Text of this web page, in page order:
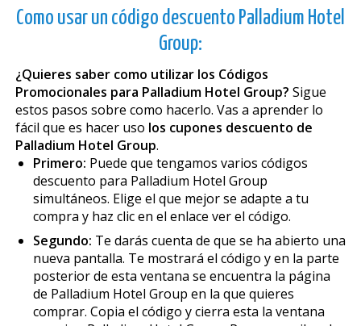
Como usar un código descuento Palladium Hotel
Group:
¿Quieres saber como utilizar los Códigos
Promocionales para Palladium Hotel Group? Sigue
estos pasos sobre como hacerlo. Vas a aprender lo
fácil que es hacer uso los cupones descuento de
Palladium Hotel Group.
Primero: Puede que tengamos varios códigos
descuento para Palladium Hotel Group
simultáneos. Elige el que mejor se adapte a tu
compra y haz clic en el enlace ver el código.
Segundo: Te darás cuenta de que se ha abierto una
nueva pantalla. Te mostrará el código y en la parte
posterior de esta ventana se encuentra la página
de Palladium Hotel Group en la que quieres
comprar. Copia el código y cierra esta la ventana